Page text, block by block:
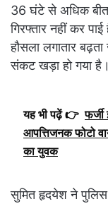
36 घंटे से अधिक
गिरफ्तार नहीं कर
हौसला लगातार
संकट खड़ा हो गया है।
यह भी पढ़ें 👉
आपत्तिजनक फोटो
का युवक
सुमित हृदयेश ने पुलिस